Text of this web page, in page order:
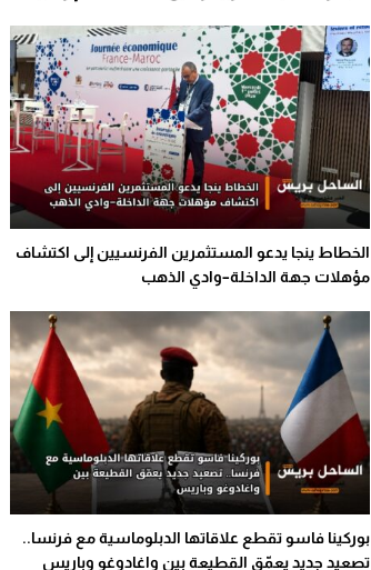
الخطاط ينجا يدعو المستثمرين الفرنسيين إلى اكتشاف
مؤهلات جهة الداخلة–وادي الذهب
بوركينا فاسو تقطع علاقاتها الدبلوماسية مع فرنسا..
تصعيد جديد يعمّق القطيعة بين واغادوغو وباريس